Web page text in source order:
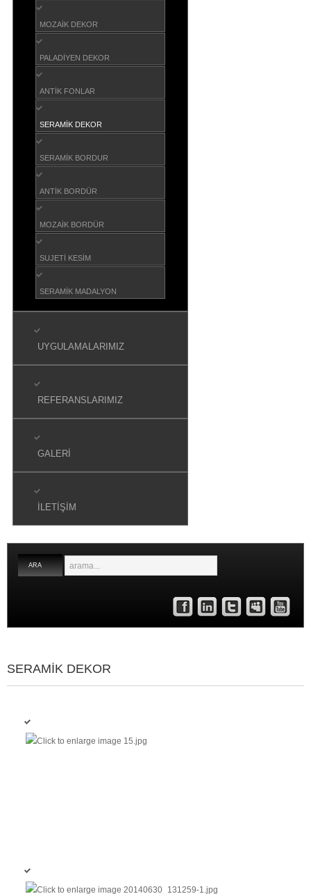
MOZAIK DEKOR
PALADIYEN DEKOR
ANTIK FONLAR
SERAMIK DEKOR
SERAMIK BORDUR
ANTIK BORDÜR
MOZAIK BORDÜR
SUJETI KESIM
SERAMIK MADALYON
UYGULAMALARIMIZ
REFERANSLARIMIZ
GALERI
İLETIŞIM
ARA
FacebookLinkedTwitterMyspaceYoutube
SERAMIK DEKOR